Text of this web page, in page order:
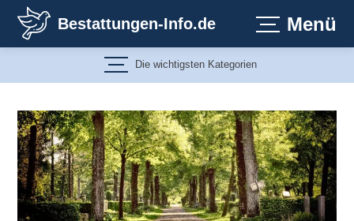
Inhalt
springen
Bestattungen-Info.de Menü
Die wichtigsten Kategorien